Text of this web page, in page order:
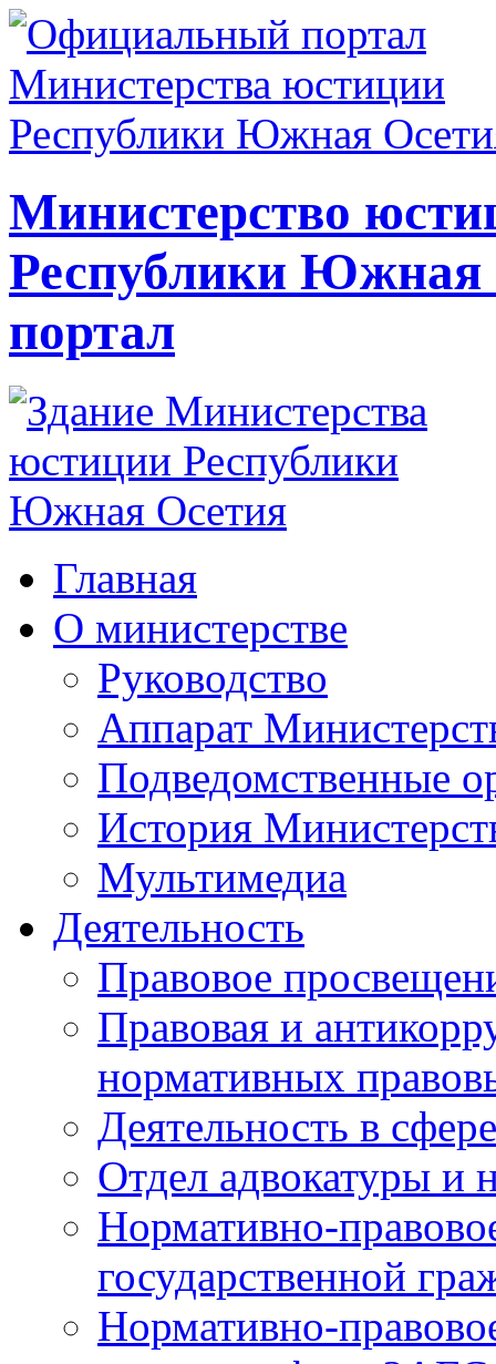
Министерство
Республики
портал
Главная
О министерстве
Руководство
Аппарат
Подведомственные
История
Мультимедиа
Деятельность
Правовое
Правовая и
нормативных
Деятельность в
Отдел адвокатуры и
Нормативно-
государственной
Нормативно-